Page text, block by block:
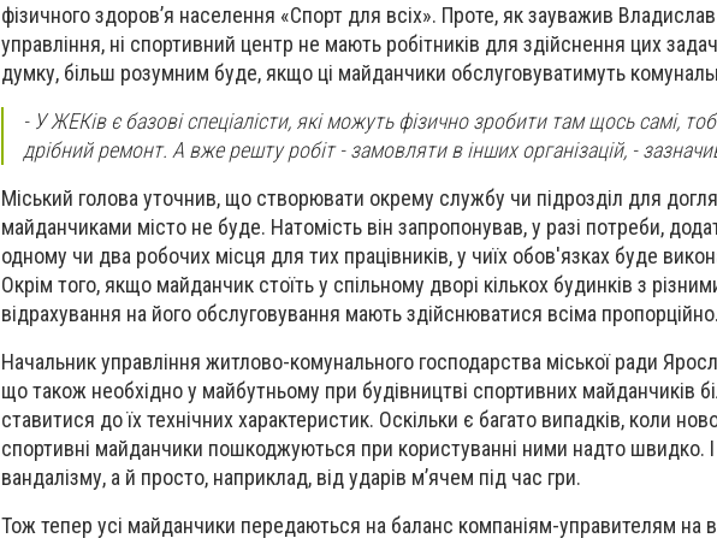
фізичного здоров’я населення «Спорт для всіх». Проте, як зауважив
управління, ні спортивний центр не мають робітників для здійснення цих
думку, більш розумним буде, якщо ці майданчики обслуговуватимуть
- У ЖЕКів є базові спеціалісти, які можуть фізично зробити там щось самі,
дрібний ремонт. А вже решту робіт - замовляти в інших організацій, -
Міський голова уточнив, що створювати окрему службу чи підрозділ для
майданчиками місто не буде. Натомість він запропонував, у разі потреби,
одному чи два робочих місця для тих працівників, у чиїх обов'язках буде
Окрім того, якщо майданчик стоїть у спільному дворі кількох будинків з
відрахування на його обслуговування мають здійснюватися всіма пропорційно.
Начальник управління житлово-комунального господарства міської ради
що також необхідно у майбутньому при будівництві спортивних майданчиків
ставитися до їх технічних характеристик. Оскільки є багато випадків, коли
спортивні майданчики пошкоджуються при користуванні ними надто швидко. І
вандалізму, а й просто, наприклад, від ударів м’ячем під час гри.
Тож тепер усі майданчики передаються на баланс компаніям-управителям на